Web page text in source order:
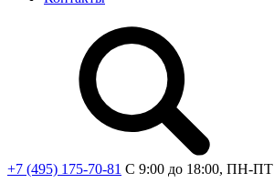
+7 (495) 175-70-81 C 9:00 до 18:00, ПН-ПТ